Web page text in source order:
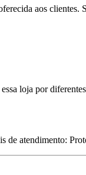
aos clientes.
loja por
de atendimento: